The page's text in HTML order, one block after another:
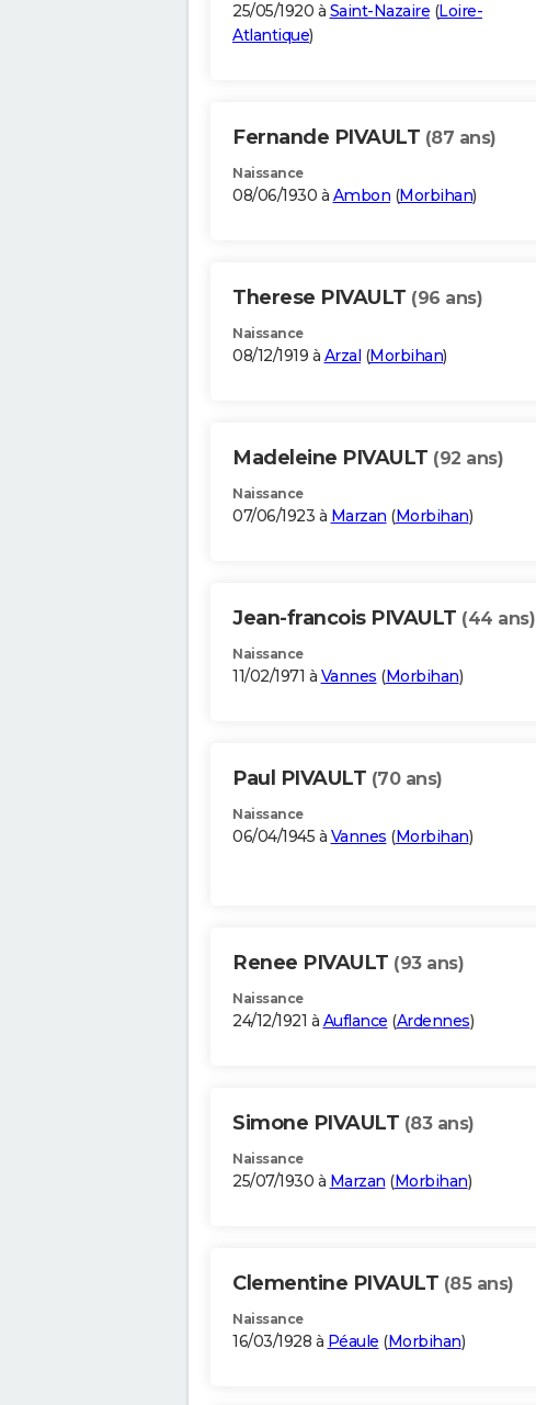
25/05/1920 à Saint-Nazaire (Loire-
Atlantique)
Fernande PIVAULT (87 ans)
Naissance
08/06/1930 à Ambon (Morbihan)
Therese PIVAULT (96 ans)
Naissance
08/12/1919 à Arzal (Morbihan)
Madeleine PIVAULT (92 ans)
Naissance
07/06/1923 à Marzan (Morbihan)
Jean-francois PIVAULT (44 ans)
Naissance
11/02/1971 à Vannes (Morbihan)
Paul PIVAULT (70 ans)
Naissance
06/04/1945 à Vannes (Morbihan)
Renee PIVAULT (93 ans)
Naissance
24/12/1921 à Auflance (Ardennes)
Simone PIVAULT (83 ans)
Naissance
25/07/1930 à Marzan (Morbihan)
Clementine PIVAULT (85 ans)
Naissance
16/03/1928 à Péaule (Morbihan)